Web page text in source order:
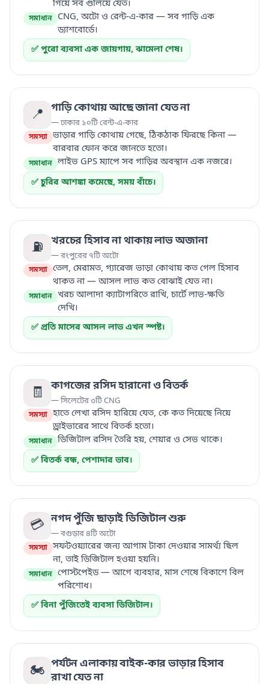
গিয়ে সব গুলিয়ে যেত।
সমাধান
CNG, অটো ও রেন্ট-এ-কার — সব গাড়ি এক
ড্যাশবোর্ডে।
✅ পুরো ব্যবসা এক জায়গায়, ঝামেলা শেষ।
📍 গাড়ি কোথায় আছে জানা যেত না
— ঢাকার ১০টি রেন্ট-এ-কার
সমস্যা ভাড়ার গাড়ি কোথায় গেছে, ঠিকঠাক ফিরছে কিনা —
বারবার ফোন করে জানতে হতো।
সমাধান লাইভ GPS ম্যাপে সব গাড়ির অবস্থান এক নজরে।
✅ চুরির আশঙ্কা কমেছে, সময় বাঁচে।
⛽ খরচের হিসাব না থাকায় লাভ অজানা
— রংপুরের ৭টি অটো
সমস্যা তেল, মেরামত, গ্যারেজ ভাড়া কোথায় কত গেল হিসাব
থাকত না — আসল লাভ কত বোঝাই যেত না।
সমাধান খরচ আলাদা ক্যাটাগরিতে রাখি, চার্টে লাভ-ক্ষতি
দেখি।
✅ প্রতি মাসের আসল লাভ এখন স্পষ্ট।
🧾 কাগজের রসিদ হারানো ও বিতর্ক
— সিলেটের ৩টি CNG
সমস্যা হাতে লেখা রসিদ হারিয়ে যেত, কে কত দিয়েছে নিয়ে
ড্রাইভারের সাথে বিতর্ক হতো।
সমাধান ডিজিটাল রসিদ তৈরি হয়, শেয়ার ও সেভ থাকে।
✅ বিতর্ক বন্ধ, পেশাদার ভাব।
💳 নগদ পুঁজি ছাড়াই ডিজিটাল শুরু
— বগুড়ার ৪টি অটো
সমস্যা সফটওয়্যারের জন্য আগাম টাকা দেওয়ার সামর্থ্য ছিল
না, তাই ডিজিটাল হওয়া হয়নি।
সমাধান পোস্টপেইড — আগে ব্যবহার, মাস শেষে বিকাশে বিল
পরিশোধ।
✅ বিনা পুঁজিতেই ব্যবসা ডিজিটাল।
🏍️ পর্যটন এলাকায় বাইক-কার ভাড়ার হিসাব
রাখা যেত না